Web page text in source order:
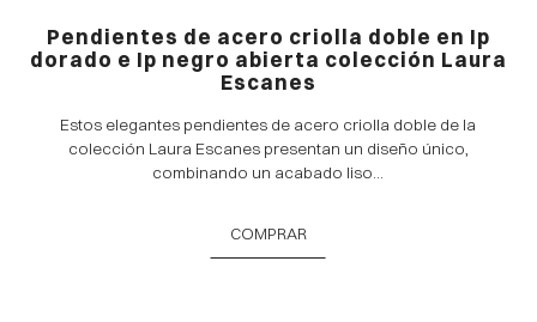
Pendientes de acero criolla doble en Ip
dorado e Ip negro abierta colección Laura
Escanes
Estos elegantes pendientes de acero criolla doble de la
colección Laura Escanes presentan un diseño único,
combinando un acabado liso...
COMPRAR